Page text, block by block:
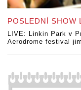
POSLEDNÍ SHOW
LIVE: Linkin Park v
Aerodrome festival